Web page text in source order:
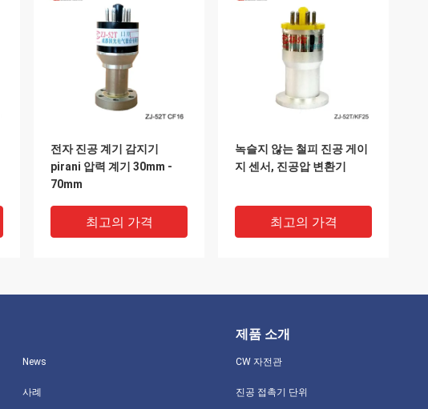
전자 진공 계기 감지기
pirani 압력 계기 30mm -
70mm
최고의 가격
녹슬지 않는 철피 진공 게이
지 센서, 진공압 변환기
최고의 가격
News
사례
제품 소개
CW 자전관
진공 접촉기 단위